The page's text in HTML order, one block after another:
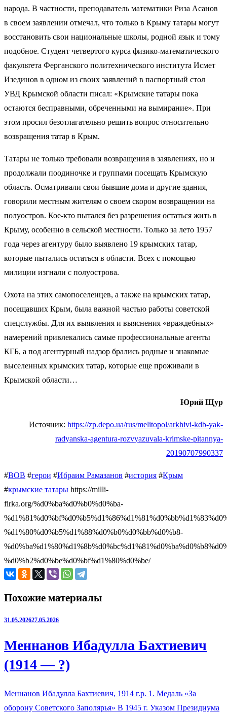
народа. В частности, преподаватель математики Риза Асанов
в своем заявлении отмечал, что только в Крыму татары могут
восстановить свои национальные школы, родной язык и тому
подобное. Студент четвертого курса физико-математического
факультета Ферганского политехнического института Исмет
Изединов в одном из своих заявлений в паспортный стол
УВД Крымской области писал: «Крымские татары пока
остаются бесправными, обреченными на вымирание». При
этом просил безотлагательно решить вопрос относительно
возвращения татар в Крым.
Татары не только требовали возвращения в заявлениях, но и
продолжали поодиночке и группами посещать Крымскую
область. Осматривали свои бывшие дома и другие здания,
говорили местным жителям о своем скором возвращении на
полуостров. Кое-кто пытался без разрешения остаться жить в
Крыму, особенно в сельской местности. Только за лето 1957
года через агентуру было выявлено 19 крымских татар,
которые пытались остаться в области. Всех с помощью
милиции изгнали с полуострова.
Охота на этих самопоселенцев, а также на крымских татар,
посещавших Крым, была важной частью работы советской
спецслужбы. Для их выявления и выяснения «враждебных»
намерений привлекались самые профессиональные агенты
КГБ, а под агентурный надзор брались родные и знакомые
выселенных крымских татар, которые еще проживали в
Крымской области…
Юрий Щур
Источник: https://zp.depo.ua/rus/melitopol/arkhivi-kdb-yak-
radyanska-agentura-rozvyazuvala-krimske-pitannya-
20190707990337
#ВОВ #герои #Ибраим Рамазанов #история #Крым
#крымские татары https://milli-
firka.org/%d0%ba%d0%b0%d0%ba-
%d1%80%d0%b5%d1%88%d0%b0%d0%bb%d0%b8-
%d0%b2%d0%be%d0%bf%d1%80%d0%be/
Похожие материалы
31.05.202627.05.2026
Меннанов Ибадулла Бахтиевич
(1914 — ?)
Меннанов Ибадулла Бахтиевич, 1914 г.р. 1. Медаль «За
оборону Советского Заполярья» В 1945 г. Указом Президиума